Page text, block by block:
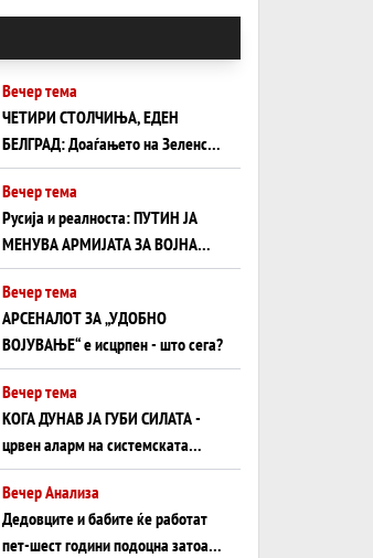
Вечер тема
ЧЕТИРИ СТОЛЧИЊА, ЕДЕН
БЕЛГРАД: Доаѓањето на Зеленски
ги открива тајните на политиката
на балансирање на Вучиќ
Вечер тема
Русија и реалноста: ПУТИН ЈА
МЕНУВА АРМИЈАТА ЗА ВОЈНА
ШТО ОСТАНУВА БЕЗ ФРОНТ
Вечер тема
АРСЕНАЛОТ ЗА „УДОБНО
ВОЈУВАЊЕ“ е исцрпен - што сега?
Вечер тема
КОГА ДУНАВ ЈА ГУБИ СИЛАТА -
црвен аларм на системската
плоча од јужна Германија до
Црното Море...
Вечер Анализа
Дедовците и бабите ќе работат
пет-шест години подоцна затоа